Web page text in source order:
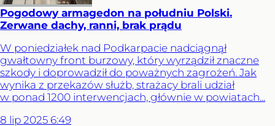
Pogodowy armagedon na południu Polski.
Zerwane dachy, ranni, brak prądu
W poniedziałek nad Podkarpacie nadciągnął
gwałtowny front burzowy, który wyrządził znaczne
szkody i doprowadził do poważnych zagrożeń. Jak
wynika z przekazów służb, strażacy brali udział
w ponad 1200 interwencjach, głównie w powiatach...
8 lip 2025 6:49